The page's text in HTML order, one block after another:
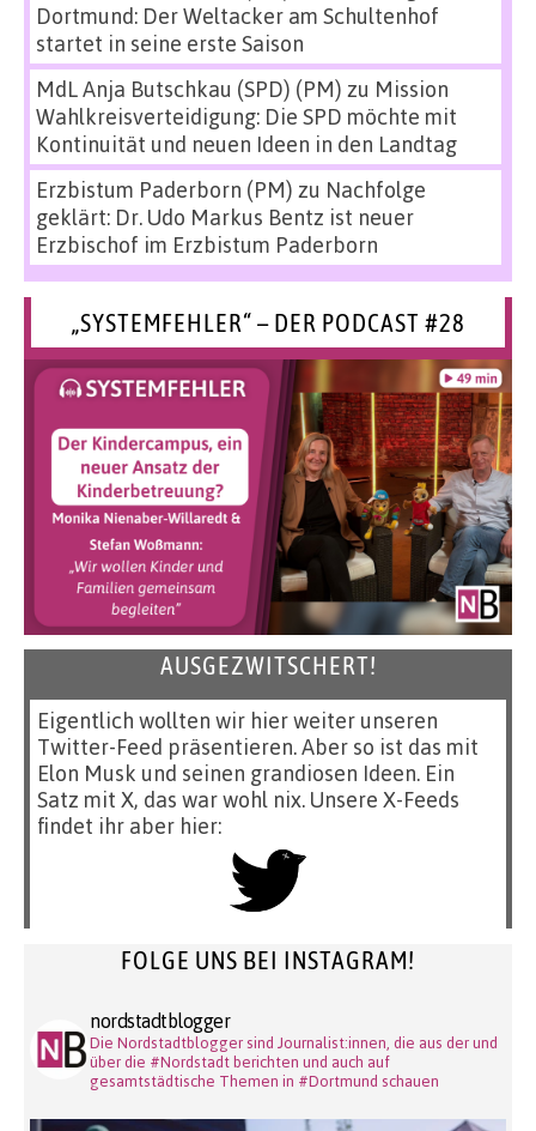
Dortmund: Der Weltacker am Schultenhof
startet in seine erste Saison
MdL Anja Butschkau (SPD) (PM) zu Mission
Wahlkreisverteidigung: Die SPD möchte mit
Kontinuität und neuen Ideen in den Landtag
Erzbistum Paderborn (PM) zu Nachfolge
geklärt: Dr. Udo Markus Bentz ist neuer
Erzbischof im Erzbistum Paderborn
„SYSTEMFEHLER“ – DER PODCAST #28
AUSGEZWITSCHERT!
Eigentlich wollten wir hier weiter unseren
Twitter-Feed präsentieren. Aber so ist das mit
Elon Musk und seinen grandiosen Ideen. Ein
Satz mit X, das war wohl nix. Unsere X-Feeds
findet ihr aber hier:
FOLGE UNS BEI INSTAGRAM!
nordstadtblogger
Die Nordstadtblogger sind Journalist:innen, die aus der und
über die #Nordstadt berichten und auch auf
gesamtstädtische Themen in #Dortmund schauen